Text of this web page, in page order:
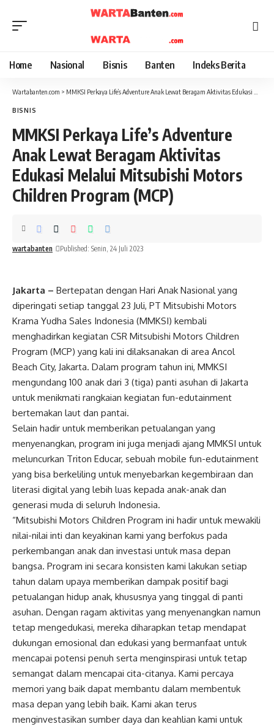
Home Nasional Bisnis Banten Indeks Berita
Wartabanten.com > MMKSI Perkaya Life’s Adventure Anak Lewat Beragam Aktivitas Edukasi Melalui Mitsubishi Motors Children Program (MCP)
BISNIS
MMKSI Perkaya Life’s Adventure
Anak Lewat Beragam Aktivitas
Edukasi Melalui Mitsubishi Motors
Children Program (MCP)
wartabanten Published: Senin, 24 Juli 2023
Jakarta – Bertepatan dengan Hari Anak Nasional yang
diperingati setiap tanggal 23 Juli, PT Mitsubishi Motors
Krama Yudha Sales Indonesia (MMKSI) kembali
menghadirkan kegiatan CSR Mitsubishi Motors Children
Program (MCP) yang kali ini dilaksanakan di area Ancol
Beach City, Jakarta. Dalam program tahun ini, MMKSI
mengundang 100 anak dari 3 (tiga) panti asuhan di Jakarta
untuk menikmati rangkaian kegiatan fun-edutainment
bertemakan laut dan pantai.
Selain hadir untuk memberikan petualangan yang
menyenangkan, program ini juga menjadi ajang MMKSI untuk
meluncurkan Triton Educar, sebuah mobile fun-edutainment
yang bisa berkeliling untuk menyebarkan kegembiraan dan
literasi digital yang lebih luas kepada anak-anak dan
generasi muda di seluruh Indonesia.
“Mitsubishi Motors Children Program ini hadir untuk mewakili
nilai-nilai inti dan keyakinan kami yang berfokus pada
perkembangan anak dan investasi untuk masa depan
bangsa. Program ini secara konsisten kami lakukan setiap
tahun dalam upaya memberikan dampak positif bagi
petualangan hidup anak, khususnya yang tinggal di panti
asuhan. Dengan ragam aktivitas yang menyenangkan namun
tetap mengedukasi, mereka diharapkan tetap mendapat
dukungan emosional dan edukasi yang bermanfaat untuk
mencapai potensi penuh serta menginspirasi untuk tetap
semangat dalam mencapai cita-citanya. Kami percaya
memori yang baik dapat membantu dalam membentuk
masa depan yang lebih baik. Kami akan terus
menginvestasikan sumber daya dan keahlian kami untuk